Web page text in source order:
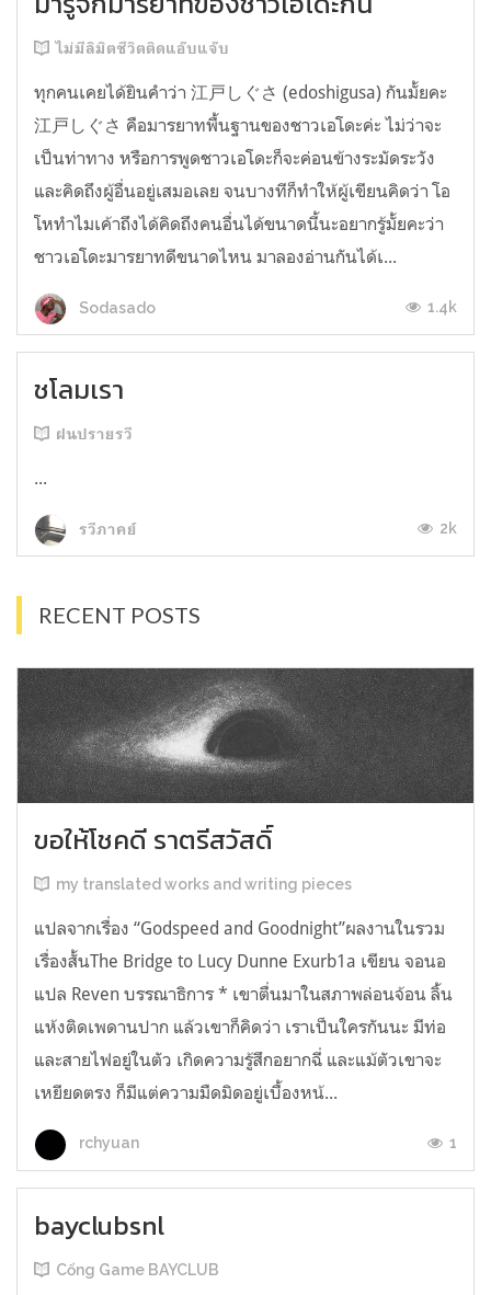
ไม่มีลิมิตชีวิตติดแอ๊บแจ๊บ
ทุกคนเคยได้ยินคำว่า 江戸しぐさ (edoshigusa) กันมั้ยคะ
江戸しぐさ คือมารยาทพื้นฐานของชาวเอโดะค่ะ ไม่ว่าจะ
เป็นท่าทาง หรือการพูดชาวเอโดะก็จะค่อนข้างระมัดระวัง
และคิดถึงผู้อื่นอยู่เสมอเลย จนบางทีก็ทำให้ผู้เขียนคิดว่า โอ
โหทำไมเค้าถึงได้คิดถึงคนอื่นได้ขนาดนี้นะอยากรู้มั้ยคะว่า
ชาวเอโดะมารยาทดีขนาดไหน มาลองอ่านกันได้เ...
Sodasado 1.4k
ชโลมเรา
ฝนปรายรวี
...
รวีภาคย์ 2k
RECENT POSTS
ขอให้โชคดี ราตรีสวัสดิ์
my translated works and writing pieces
แปลจากเรื่อง “Godspeed and Goodnight”ผลงานในรวม
เรื่องสั้นThe Bridge to Lucy Dunne Exurb1a เขียน จอนอ
แปล Reven บรรณาธิการ * เขาตื่นมาในสภาพล่อนจ้อน ลิ้น
แห้งติดเพดานปาก แล้วเขาก็คิดว่า เราเป็นใครกันนะ มีท่อ
และสายไฟอยู่ในตัว เกิดความรู้สึกอยากฉี่ และแม้ตัวเขาจะ
เหยียดตรง ก็มีแต่ความมืดมิดอยู่เบื้องหน้...
rchyuan 1
bayclubsnl
Cổng Game BAYCLUB